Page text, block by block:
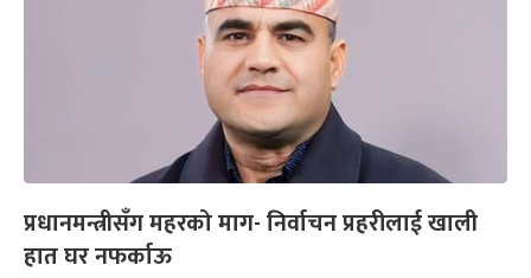
प्रधानमन्त्रीसँग महरको माग- निर्वाचन प्रहरीलाई खाली
हात घर नफर्काऊ